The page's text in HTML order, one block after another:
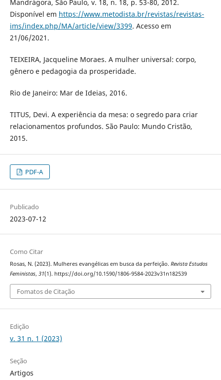
Mandrágora, São Paulo, v. 18, n. 18, p. 53-80, 2012.
Disponível em https://www.metodista.br/revistas/revistas-
ims/index.php/MA/article/view/3399. Acesso em
21/06/2021.
TEIXEIRA, Jacqueline Moraes. A mulher universal: corpo,
gênero e pedagogia da prosperidade.
Rio de Janeiro: Mar de Ideias, 2016.
TITUS, Devi. A experiência da mesa: o segredo para criar
relacionamentos profundos. São Paulo: Mundo Cristão,
2015.
PDF-A
Publicado
2023-07-12
Como Citar
Rosas, N. (2023). Mulheres evangélicas em busca da perfeição. Revista Estudos
Feministas, 31(1). https://doi.org/10.1590/1806-9584-2023v31n182539
Fomatos de Citação
Edição
v. 31 n. 1 (2023)
Seção
Artigos